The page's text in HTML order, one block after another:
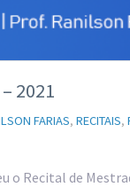
2021
FARIAS, RECITAIS,
o Recital de